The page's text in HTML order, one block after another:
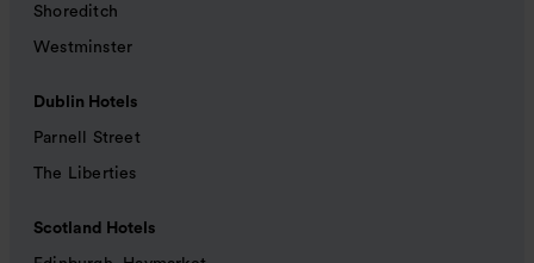
Shoreditch
Westminster
Dublin Hotels
Parnell Street
The Liberties
Scotland Hotels